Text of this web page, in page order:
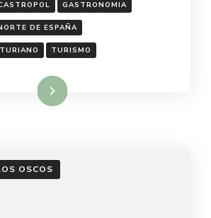
GASTRONOMIA
DE ESPAÑA
TURISMO
Leer más
OSCOS